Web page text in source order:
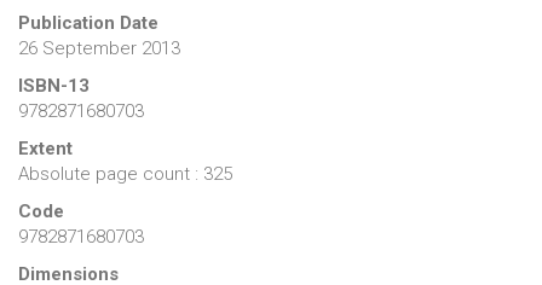
culturelles.
Publication Date
26 September 2013
ISBN-13
9782871680703
Extent
Absolute page count : 325
Code
9782871680703
Dimensions